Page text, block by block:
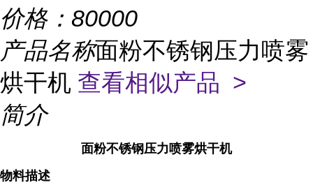
价格： 80000
产品名称面粉不锈钢压力喷雾
烘干机 查看相似产品 >
简介
面粉不锈钢压力喷雾烘干机
物料描述